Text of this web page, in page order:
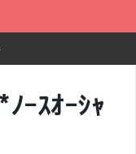
た！
ｰｽｵｰｼｬ